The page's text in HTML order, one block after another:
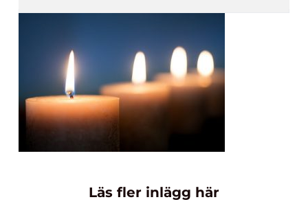
Läs fler inlägg här